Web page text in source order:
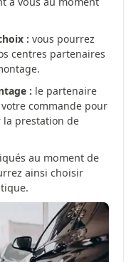
: vous pourrez
centres partenaires
: le partenaire
commande pour
la prestation de
au moment de
ainsi choisir